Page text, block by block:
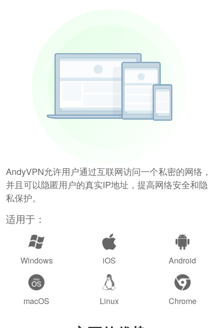
AndyVPN允许用户通过互联网访问一个私密的网络，
并且可以隐匿用户的真实IP地址，提高网络安全和隐
私保护。
适用于：
Windows iOS Android
macOS Linux Chrome